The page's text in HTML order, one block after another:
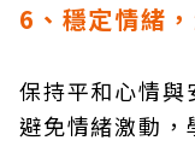
6、穩定情緒
保持平和心情與
避免情緒激動，